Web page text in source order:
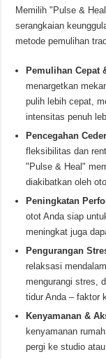
Memilih "Pulse &
serangkaian
metode pemulihan
Pemulihan Cepat
menargetkan
pulih lebih cepat,
intensitas penuh
Pencegahan
fleksibilitas dan
"Pulse & Heal"
diakibatkan oleh
Peningkatan
otot Anda siap
meningkat juga
Pengurangan
relaksasi
mengurangi stres,
tidur Anda – faktor
Kenyamanan &
kenyamanan
pergi ke studio